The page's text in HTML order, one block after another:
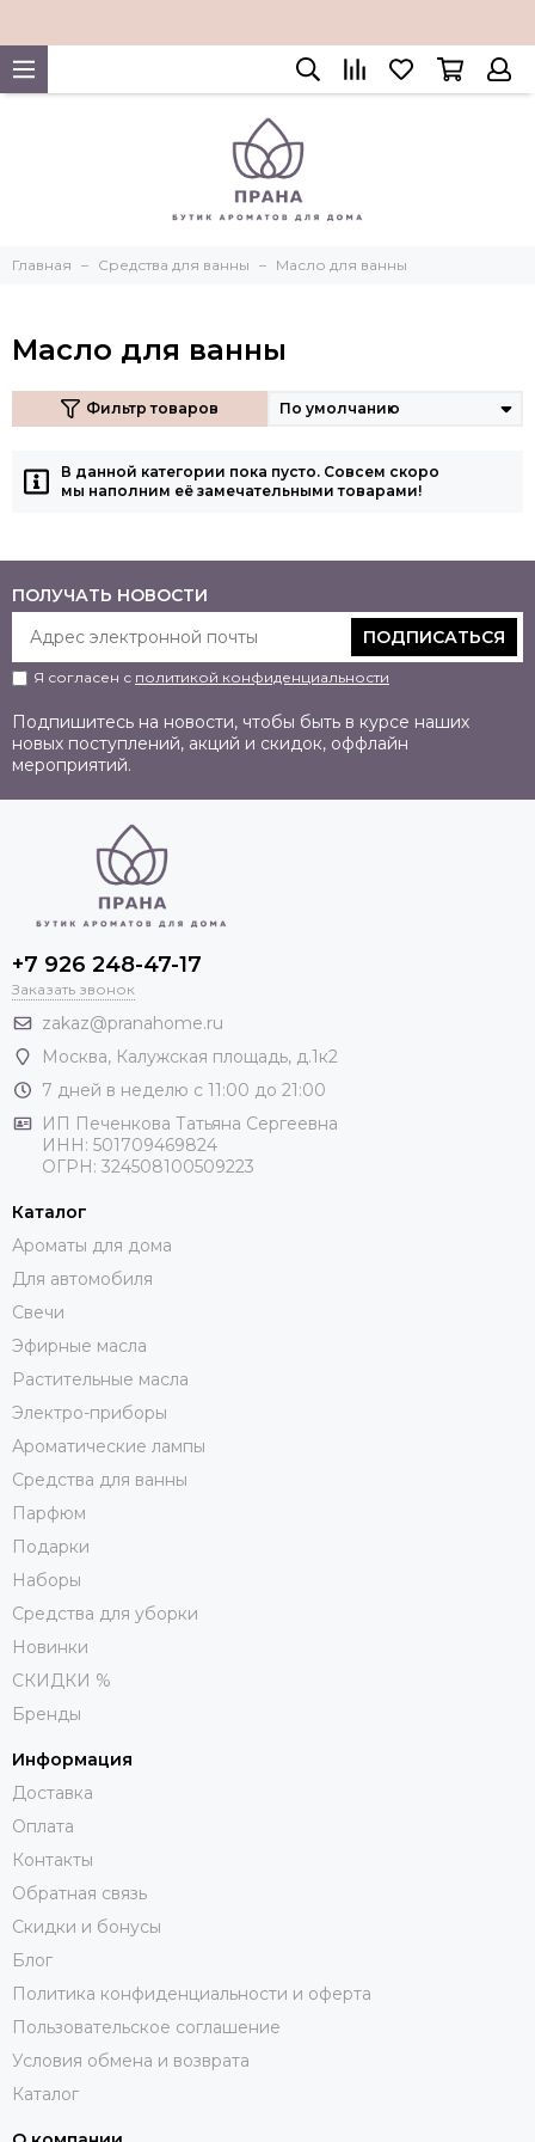
Главная Средства для ванны Масло для ванны
Масло для ванны
Фильтр товаров
В данной категории пока пусто. Совсем скоро
мы наполним её замечательными товарами!
ПОЛУЧАТЬ НОВОСТИ
ПОДПИСАТЬСЯ
Я согласен с политикой конфиденциальности
Подпишитесь на новости, чтобы быть в курсе наших
новых поступлений, акций и скидок, оффлайн
мероприятий.
+7 926 248-47-17
Заказать звонок
zakaz@pranahome.ru
Москва, Калужская площадь, д.1к2
7 дней в неделю с 11:00 до 21:00
ИП Печенкова Татьяна Сергеевна
ИНН: 501709469824
ОГРН: 324508100509223
Каталог
Ароматы для дома
Для автомобиля
Свечи
Эфирные масла
Растительные масла
Электро-приборы
Ароматические лампы
Средства для ванны
Парфюм
Подарки
Наборы
Средства для уборки
Новинки
СКИДКИ %
Бренды
Информация
Доставка
Оплата
Контакты
Обратная связь
Скидки и бонусы
Блог
Политика конфиденциальности и оферта
Пользовательское соглашение
Условия обмена и возврата
Каталог